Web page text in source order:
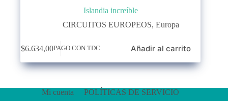
Islandia increíble
CIRCUITOS EUROPEOS, Europa
$6.634,00PAGO CON TDC Añadir al carrito
Mi cuenta POLÍTICAS DE SERVICIO